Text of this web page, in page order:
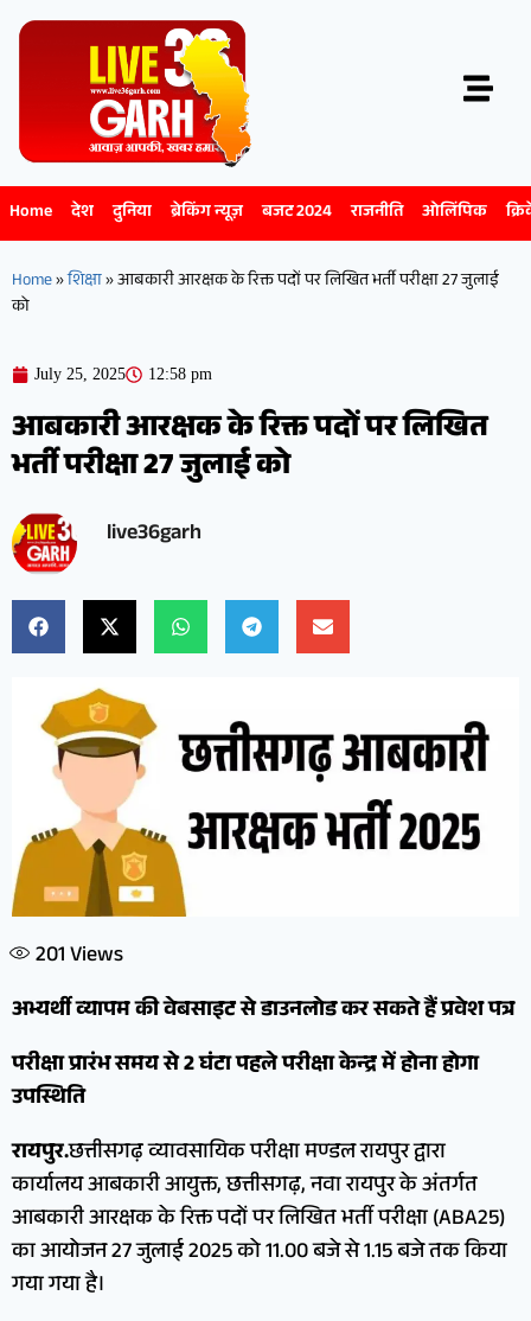
Home देश दुनिया ब्रेकिंग न्यूज़ बजट 2024 राजनीति ओलिंपिक
Home»शिक्षा»आबकारी आरक्षक के रिक्त पदों पर लिखित भर्ती परीक्षा 27 जुलाई
को
July 25, 2025 12:58 pm
आबकारी आरक्षक के रिक्त पदों पर लिखित
भर्ती परीक्षा 27 जुलाई को
live36garh
201Views
अभ्यर्थी व्यापम की वेबसाइट से डाउनलोड कर सकते हैं प्रवेश पत्र
परीक्षा प्रारंभ समय से 2 घंटा पहले परीक्षा केन्द्र में होना होगा
उपस्थिति
रायपुर.छत्तीसगढ़ व्यावसायिक परीक्षा मण्डल रायपुर द्वारा
कार्यालय आबकारी आयुक्त, छत्तीसगढ़, नवा रायपुर के अंतर्गत
आबकारी आरक्षक के रिक्त पदों पर लिखित भर्ती परीक्षा (ABA25)
का आयोजन 27 जुलाई 2025 को 11.00 बजे से 1.15 बजे तक किया
गया गया है।